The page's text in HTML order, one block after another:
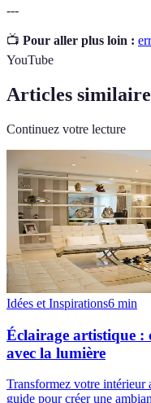
---
📺 Pour aller plus loin :
YouTube
Articles
Continuez votre lecture
Idées et Inspirations6 min
Éclairage artistique :
avec la lumière
Transformez votre intérieur
guide pour créer une